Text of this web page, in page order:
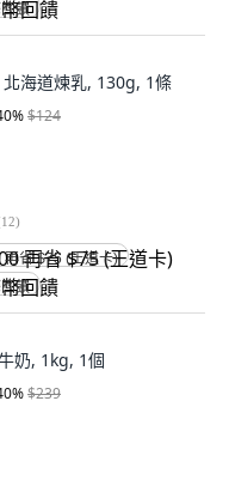
饋
海道煉乳, 130g, 1條
%$124
12)
再省 $75 (王道卡)
饋
奶, 1kg, 1個
%$239